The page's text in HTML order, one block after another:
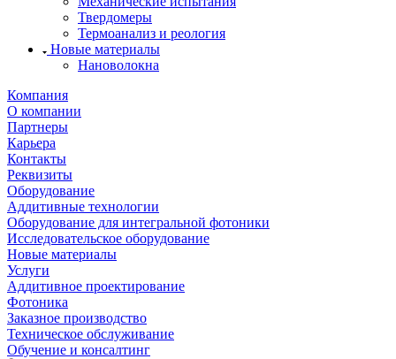
Твердомеры
Термоанализ и реология
Новые материалы
Нановолокна
Компания
О компании
Партнеры
Карьера
Контакты
Реквизиты
Оборудование
Аддитивные технологии
Оборудование для интегральной фотоники
Исследовательское оборудование
Новые материалы
Услуги
Аддитивное проектирование
Фотоника
Заказное производство
Техническое обслуживание
Обучение и консалтинг